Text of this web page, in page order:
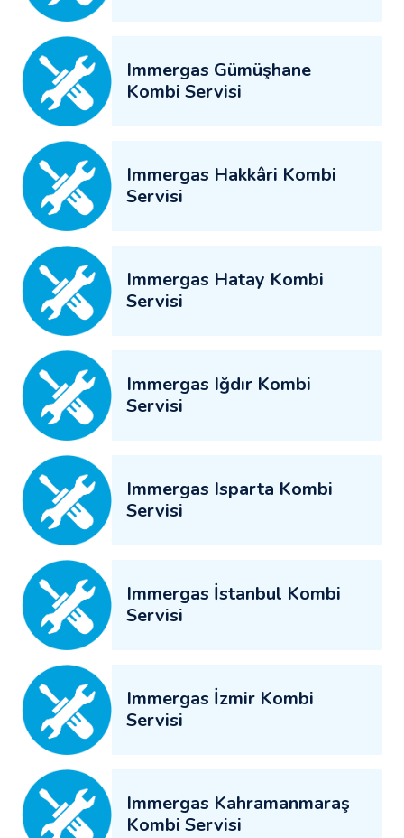
Immergas Gümüşhane
Kombi Servisi
Immergas Hakkâri Kombi
Servisi
Immergas Hatay Kombi
Servisi
Immergas Iğdır Kombi
Servisi
Immergas Isparta Kombi
Servisi
Immergas İstanbul Kombi
Servisi
Immergas İzmir Kombi
Servisi
Immergas Kahramanmaraş
Kombi Servisi